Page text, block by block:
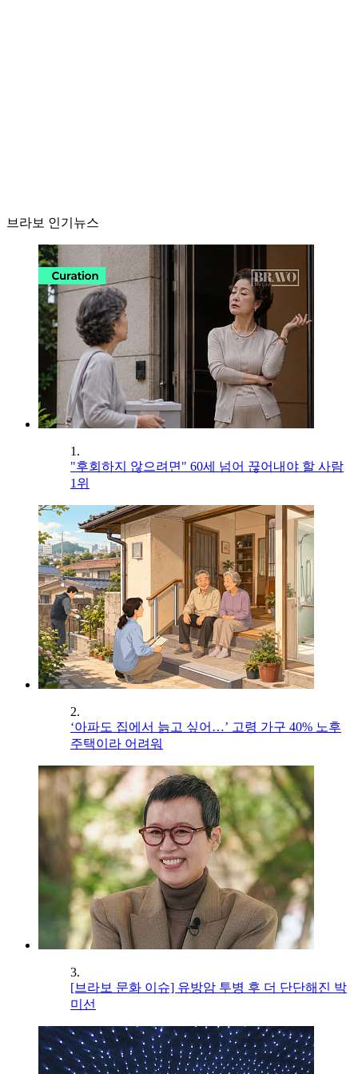
브라보 인기뉴스
1.
"후회하지 않으려면" 60세 넘어 끊어내야 할 사람
1위
2.
‘아파도 집에서 늙고 싶어…’ 고령 가구 40% 노후
주택이라 어려워
3.
[브라보 문화 이슈] 유방암 투병 후 더 단단해진 박
미선